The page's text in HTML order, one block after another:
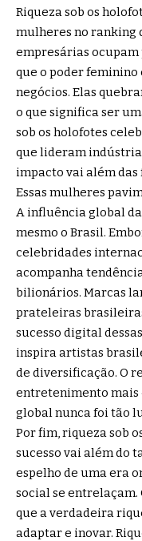
Riqueza sob os
mulheres no ranking
empresárias ocupam
que o poder
negócios. Elas
o que significa ser
sob os holofotes
que lideram
impacto vai além
Essas mulheres
A influência global
mesmo o Brasil.
celebridades
acompanha
bilionários. Marcas
prateleiras
sucesso digital
inspira artistas
de diversificação. O
entretenimento mais
global nunca foi tão
Por fim, riqueza sob
sucesso vai além do
espelho de uma era
social se
que a verdadeira
adaptar e inovar.